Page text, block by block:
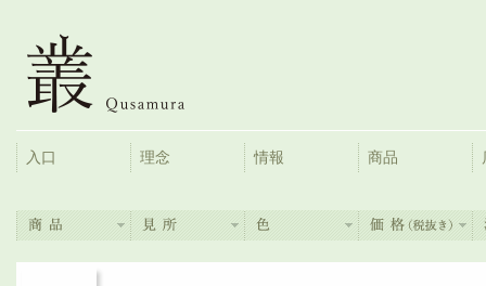
入口 理念 情報 商品